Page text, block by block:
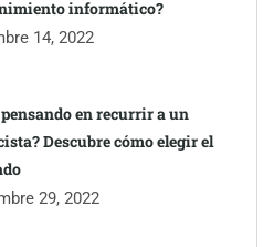
informático?
14, 2022
pensando en recurrir a un
Descubre cómo elegir el
29, 2022